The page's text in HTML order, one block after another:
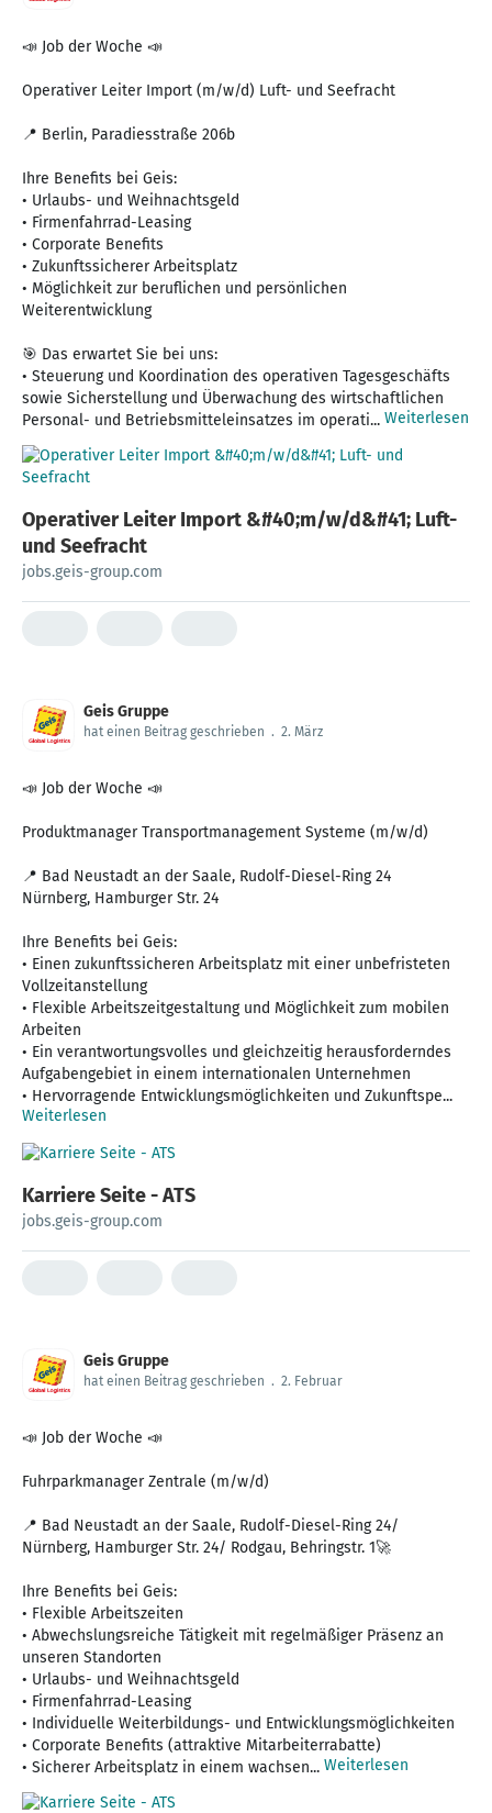
📣 Job der Woche 📣
Operativer Leiter Import (m/w/d) Luft- und Seefracht
📍 Berlin, Paradiesstraße 206b
Ihre Benefits bei Geis:
• Urlaubs- und Weihnachtsgeld
• Firmenfahrrad-Leasing
• Corporate Benefits
• Zukunftssicherer Arbeitsplatz
• Möglichkeit zur beruflichen und persönlichen
Weiterentwicklung
🎯 Das erwartet Sie bei uns:
• Steuerung und Koordination des operativen Tagesgeschäfts
sowie Sicherstellung und Überwachung des wirtschaftlichen
Personal- und Betriebsmitteleinsatzes im operati... Weiterlesen
Operativer Leiter Import &#40;m/w/d&#41; Luft-
und Seefracht
jobs.geis-group.com
Geis Gruppe
hat einen Beitrag geschrieben . 2. März
📣 Job der Woche 📣
Produktmanager Transportmanagement Systeme (m/w/d)
📍 Bad Neustadt an der Saale, Rudolf-Diesel-Ring 24
Nürnberg, Hamburger Str. 24
Ihre Benefits bei Geis:
• Einen zukunftssicheren Arbeitsplatz mit einer unbefristeten
Vollzeitanstellung
• Flexible Arbeitszeitgestaltung und Möglichkeit zum mobilen
Arbeiten
• Ein verantwortungsvolles und gleichzeitig herausforderndes
Aufgabengebiet in einem internationalen Unternehmen
• Hervorragende Entwicklungsmöglichkeiten und Zukunftspe...
Weiterlesen
Karriere Seite - ATS
jobs.geis-group.com
Geis Gruppe
hat einen Beitrag geschrieben . 2. Februar
📣 Job der Woche 📣
Fuhrparkmanager Zentrale (m/w/d)
📍 Bad Neustadt an der Saale, Rudolf-Diesel-Ring 24/
Nürnberg, Hamburger Str. 24/ Rodgau, Behringstr. 1🚀
Ihre Benefits bei Geis:
• Flexible Arbeitszeiten
• Abwechslungsreiche Tätigkeit mit regelmäßiger Präsenz an
unseren Standorten
• Urlaubs- und Weihnachtsgeld
• Firmenfahrrad-Leasing
• Individuelle Weiterbildungs- und Entwicklungsmöglichkeiten
• Corporate Benefits (attraktive Mitarbeiterrabatte)
• Sicherer Arbeitsplatz in einem wachsen... Weiterlesen